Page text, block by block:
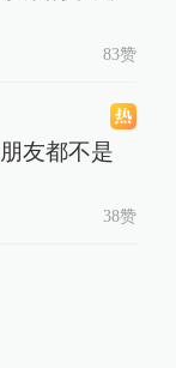
83赞
友都不是
38赞